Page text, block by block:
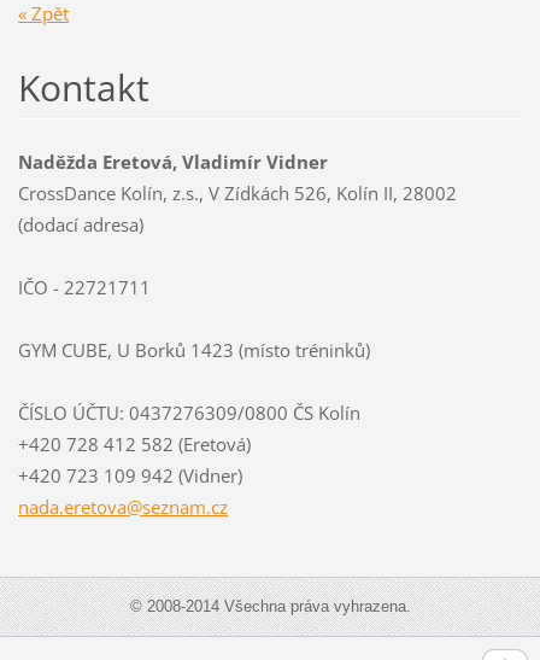
« Zpět
Kontakt
Naděžda Eretová, Vladimír Vidner
CrossDance Kolín, z.s., V Zídkách 526, Kolín II, 28002
(dodací adresa)
IČO - 22721711
GYM CUBE, U Borků 1423 (místo tréninků)
ČÍSLO ÚČTU: 0437276309/0800 ČS Kolín
+420 728 412 582 (Eretová)
+420 723 109 942 (Vidner)
nada.eretova@seznam.cz
© 2008-2014 Všechna práva vyhrazena.